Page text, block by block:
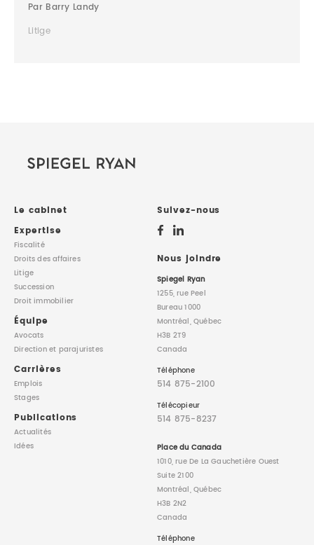
Par Barry Landy
Litige
Le cabinet
Expertise
Fiscalité
Droits des affaires
Litige
Succession
Droit immobilier
Équipe
Avocats
Directionet parajuristes
Carrières
Emplois
Stages
Publications
Actualités
Idées
Suivez-nous
Nous joindre
Spiegel Ryan
1255, rue Peel
Bureau 1000
Montréal, Québec
H3B 2T9
Canada
Téléphone
514 875-2100
Télécopieur
514 875-8237
Place du Canada
1010, rue De La Gauchetière Ouest
Suite 2100
Montréal, Québec
H3B 2N2
Canada
Téléphone